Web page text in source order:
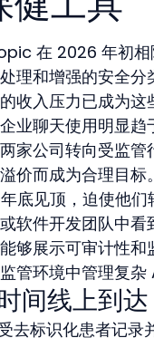
在 2026 年初相
理和增强的安全
收入压力已成为这
业聊天使用明显
家公司转向受监
价而成为合理目
底见顶，迫使他
软件开发团队中
够展示可审计性和
管环境中管理复
间线上到达
去标识化患者记录